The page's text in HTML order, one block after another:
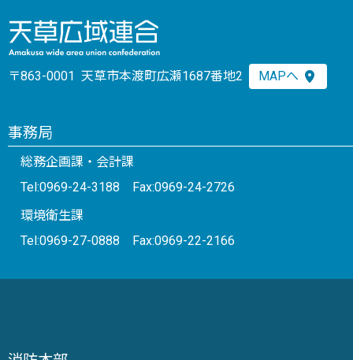
〒863-0001 天草市本渡町広瀬1687番地2 MAPへ
事務局
総務企画課・会計課
Tel:0969-24-3188 Fax:0969-24-2726
環境衛生課
Tel:0969-27-0888 Fax:0969-22-2166